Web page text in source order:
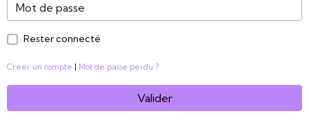
Rester connecté
Créer un compte Mot de passe perdu ?
Valider